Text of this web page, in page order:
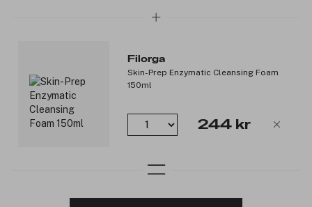
Filorga
Skin-Prep Enzymatic Cleansing Foam
150ml
244 kr